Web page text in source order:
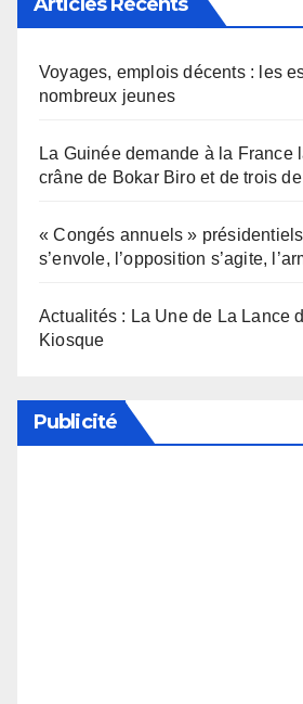
Voyages, emplois décents : les
nombreux jeunes
La Guinée demande à la France
crâne de Bokar Biro et de trois
« Congés annuels »
s’envole, l’opposition s’agite,
Actualités : La Une de La Lance
Kiosque
Publicité